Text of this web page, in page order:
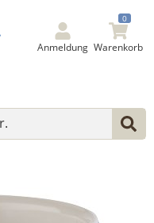
Anmeldung
0
Warenkorb